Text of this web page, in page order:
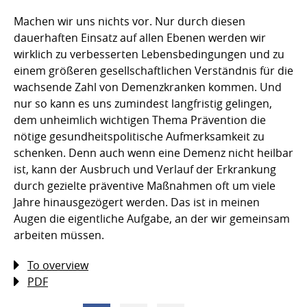
Machen wir uns nichts vor. Nur durch diesen
dauerhaften Einsatz auf allen Ebenen werden wir
wirklich zu verbesserten Lebensbedingungen und zu
einem größeren gesellschaftlichen Verständnis für die
wachsende Zahl von Demenzkranken kommen. Und
nur so kann es uns zumindest langfristig gelingen,
dem unheimlich wichtigen Thema Prävention die
nötige gesundheitspolitische Aufmerksamkeit zu
schenken. Denn auch wenn eine Demenz nicht heilbar
ist, kann der Ausbruch und Verlauf der Erkrankung
durch gezielte präventive Maßnahmen oft um viele
Jahre hinausgezögert werden. Das ist in meinen
Augen die eigentliche Aufgabe, an der wir gemeinsam
arbeiten müssen.
To overview
PDF